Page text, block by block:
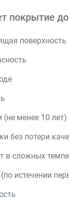
покрытие
поверхность
(не менее 10 лет)
без потери
в сложных
истечении